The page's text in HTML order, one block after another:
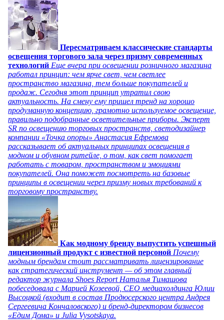
Пересматриваем классические стандарты
освещения торгового зала через призму современных
технологий Еще вчера при освещении розничного магазина
работал принцип: чем ярче свет, чем светлее
пространство магазина, тем больше покупателей и
продаж. Сегодня этот принцип утратил свою
актуальность. На смену ему пришел тренд на хорошо
продуманную концепцию, грамотно используемое освещение,
правильно подобранные осветительные приборы. Эксперт
SR по освещению торговых пространств, светодизайнер
компании «Точка опоры» Анастасия Ефремова
рассказывает об актуальных принципах освещения в
модном и обувном ритейле, о том, как свет помогает
работать с товаром, пространством и эмоциями
покупателей. Она поможет посмотреть на базовые
принципы в освещении через призму новых требований к
торговому пространству.
Как модному бренду выпустить успешный
лицензионный продукт с известной персоной Почему
модным брендам стоит рассматривать лицензирование
как стратегический инструмент — об этом главный
редактор журнала Shoes Report Наталья Тимашова
побеседовала с Марией Козеевой, СЕО медиахолдинга Юлии
Высоцкой (входит в состав Продюсерского центра Андрея
Сергеевича Кончаловского) и бренд-директором бизнесов
«Едим Дома» и Julia Vysotskaya.